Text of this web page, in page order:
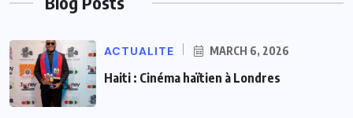
ACTUALITE MARCH 6, 2026
Haiti : Cinéma haïtien à Londres